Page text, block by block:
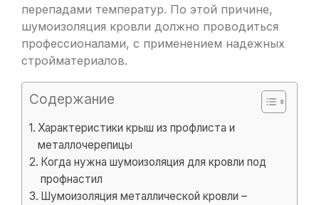
перепадами температур. По этой причине,
шумоизоляция кровли должно проводиться
профессионалами, с применением надежных
стройматериалов.
Содержание
Характеристики крыш из профлиста и
металлочерепицы
Когда нужна шумоизоляция для кровли под
профнастил
Шумоизоляция металлической кровли –